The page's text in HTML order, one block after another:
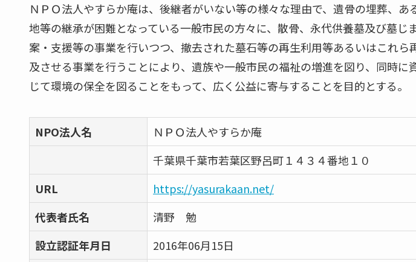
ＮＰＯ法人やすらか庵は、後継者がいない等の様々な理由で、遺骨の埋葬、あ
地等の継承が困難となっている一般市民の方々に、散骨、永代供養墓及び墓じ
案・支援等の事業を行いつつ、撤去された墓石等の再生利用等あるいはこれら
及させる事業を行うことにより、遺族や一般市民の福祉の増進を図り、同時に
じて環境の保全を図ることをもって、広く公益に寄与することを目的とする。
NPO法人名
ＮＰＯ法人やすらか庵
千葉県千葉市若葉区野呂町１４３４番地１０
URL
https://yasurakaan.net/
代表者氏名
清野 勉
設立認証年月日
2016年06月15日